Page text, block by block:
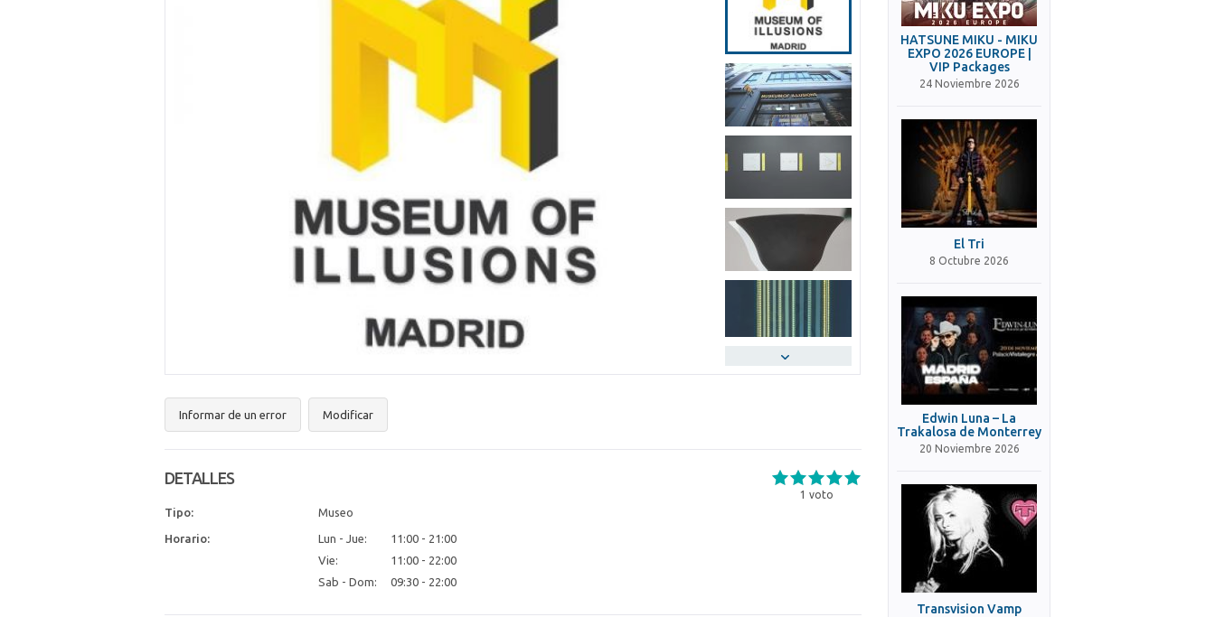
Informar de un error Modificar
1 voto
DETALLES
Tipo: Museo
Horario: Lun - Jue:
11:00 - 21:00
Vie:
11:00 - 22:00
Sab - Dom:
09:30 - 22:00
HATSUNE MIKU - MIKU
EXPO 2026 EUROPE |
VIP Packages
24 Noviembre 2026
El Tri
8 Octubre 2026
Edwin Luna – La
Trakalosa de Monterrey
20 Noviembre 2026
Transvision Vamp